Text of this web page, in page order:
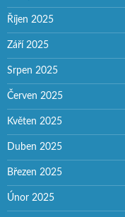
Říjen 2025
Září 2025
Srpen 2025
Červen 2025
Květen 2025
Duben 2025
Březen 2025
Únor 2025